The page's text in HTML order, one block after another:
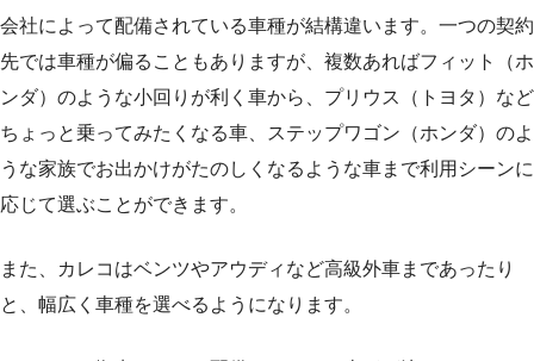
会社によって配備されている車種が結構違います。一つの契約
先では車種が偏ることもありますが、複数あればフィット（ホ
ンダ）のような小回りが利く車から、プリウス（トヨタ）など
ちょっと乗ってみたくなる車、ステップワゴン（ホンダ）のよ
うな家族でお出かけがたのしくなるような車まで利用シーンに
応じて選ぶことができます。
また、カレコはベンツやアウディなど高級外車まであったり
と、幅広く車種を選べるようになります。